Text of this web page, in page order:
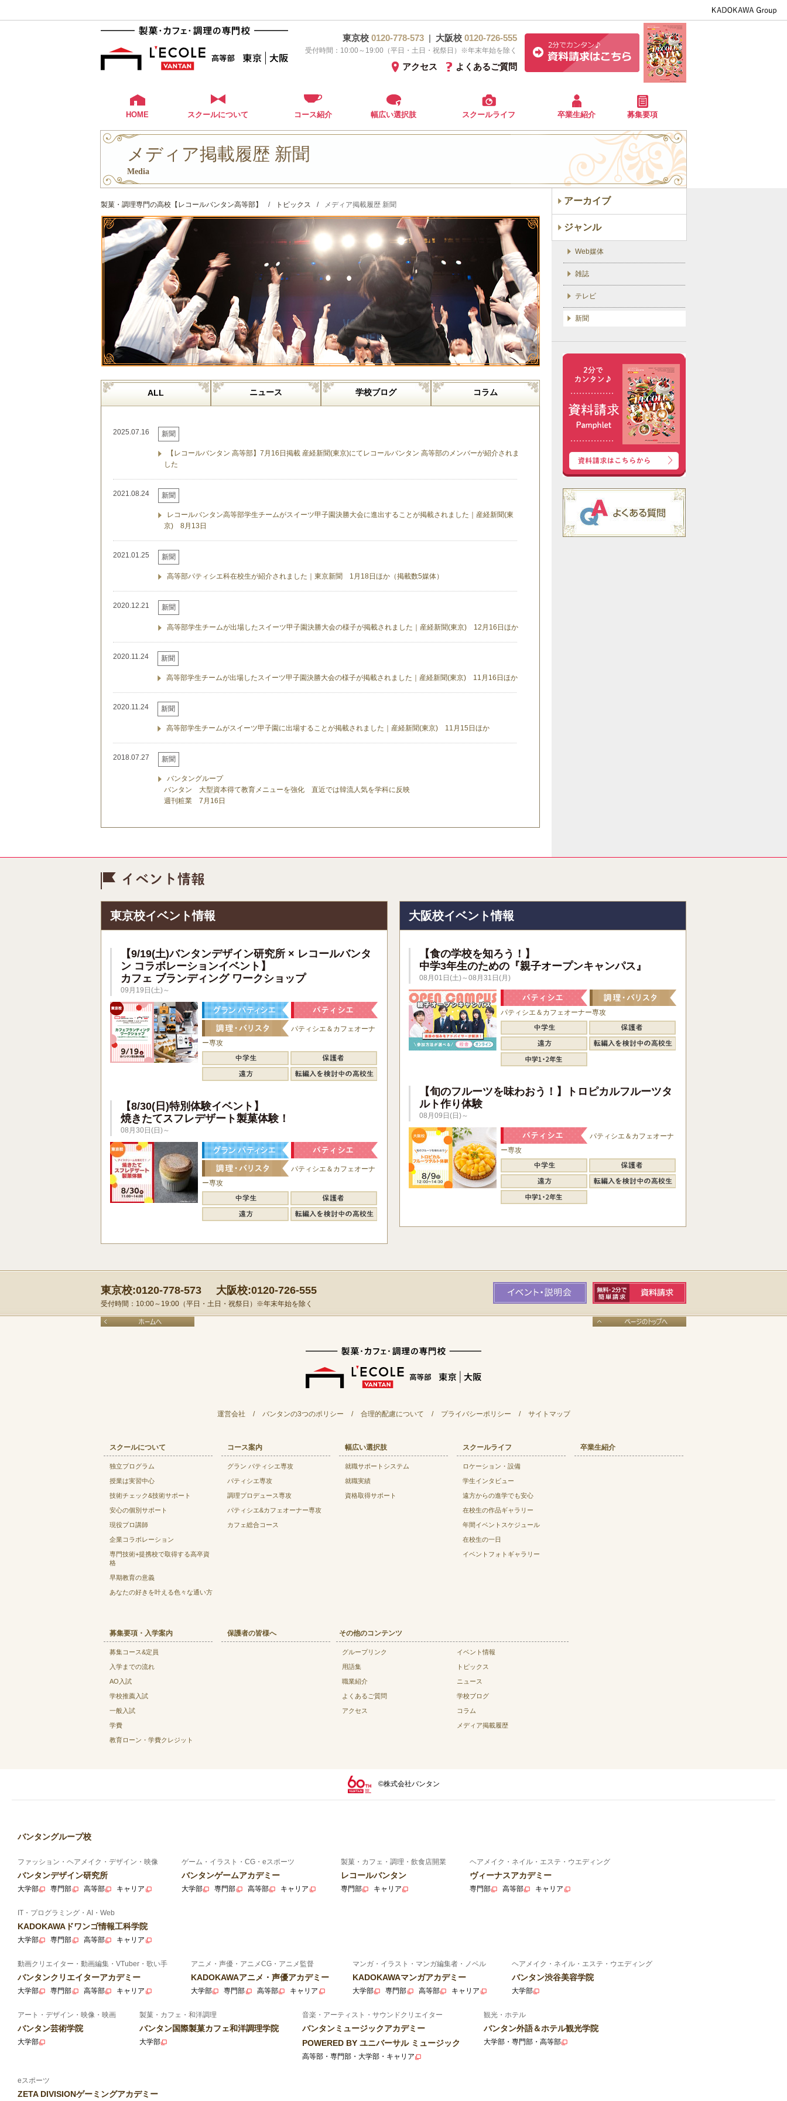
東京校 0120-778-573 | 大阪校 0120-726-555
受付時間：10:00～19:00（平日・土日・祝祭日）※年末年始を除く
よくあるご質問
アクセス
HOME スクールについて コース紹介 幅広い選択肢 スクールライフ 卒業生紹介 募集要項
メディア掲載履歴 新聞
Media
製菓・調理専門の高校【レコールバンタン高等部】 / トピックス / メディア掲載履歴 新聞
ALL ニュース 学校ブログ コラム
2025.07.16 新聞
【レコールバンタン 高等部】7月16日掲載 産経新聞(東京)にてレコールバンタン 高等部のメンバーが紹介されま
した
2021.08.24 新聞
レコールバンタン高等部学生チームがスイーツ甲子園決勝大会に進出することが掲載されました｜産経新聞(東
京) 8月13日
2021.01.25 新聞
高等部パティシエ科在校生が紹介されました｜東京新聞 1月18日ほか（掲載数5媒体）
2020.12.21 新聞
高等部学生チームが出場したスイーツ甲子園決勝大会の様子が掲載されました｜産経新聞(東京) 12月16日ほか
2020.11.24 新聞
高等部学生チームが出場したスイーツ甲子園決勝大会の様子が掲載されました｜産経新聞(東京) 11月16日ほか
2020.11.24 新聞
高等部学生チームがスイーツ甲子園に出場することが掲載されました｜産経新聞(東京) 11月15日ほか
2018.07.27 新聞
バンタングループ
バンタン 大型資本得て教育メニューを強化 直近では韓流人気を学科に反映
週刊粧業 7月16日
アーカイブ
ジャンル
Web媒体
雑誌
テレビ
新聞
東京校イベント情報
【9/19(土)バンタンデザイン研究所 × レコールバンタ
ン コラボレーションイベント】
カフェ ブランディング ワークショップ
09月19日(土)～
パティシエ＆カフェオーナ
ー専攻
【8/30(日)特別体験イベント】
焼きたてスフレデザート製菓体験！
08月30日(日)～
パティシエ＆カフェオーナ
ー専攻
大阪校イベント情報
【食の学校を知ろう！】
中学3年生のための『親子オープンキャンパス』
08月01日(土)～08月31日(月)
パティシエ＆カフェオーナー専攻
【旬のフルーツを味わおう！】トロピカルフルーツタ
ルト作り体験
08月09日(日)～
パティシエ＆カフェオーナ
ー専攻
東京校:0120-778-573 大阪校:0120-726-555
受付時間：10:00～19:00（平日・土日・祝祭日）※年末年始を除く
運営会社 / バンタンの3つのポリシー / 合理的配慮について / プライバシーポリシー / サイトマップ
スクールについて
独立プログラム
授業は実習中心
技術チェック&技術サポート
安心の個別サポート
現役プロ講師
企業コラボレーション
専門技術+提携校で取得する高卒資
格
早期教育の意義
あなたの好きを叶える⾊々な通い⽅
コース案内
グラン パティシエ専攻
パティシエ専攻
調理プロデュース専攻
パティシエ&カフェオーナー専攻
カフェ総合コース
幅広い選択肢
就職サポートシステム
就職実績
資格取得サポート
スクールライフ
ロケーション・設備
学生インタビュー
遠方からの進学でも安心
在校生の作品ギャラリー
年間イベントスケジュール
在校生の一日
イベントフォトギャラリー
卒業生紹介
募集要項・入学案内
募集コース&定員
入学までの流れ
AO入試
学校推薦入試
一般入試
学費
教育ローン・学費クレジット
保護者の皆様へ その他のコンテンツ
グループリンク
用語集
職業紹介
よくあるご質問
アクセス
イベント情報
トピックス
ニュース
学校ブログ
コラム
メディア掲載履歴
©株式会社バンタン
バンタングループ校
ファッション・ヘアメイク・デザイン・映像
バンタンデザイン研究所
大学部 専門部 高等部 キャリア
ゲーム・イラスト・CG・eスポーツ
バンタンゲームアカデミー
大学部 専門部 高等部 キャリア
製菓・カフェ・調理・飲食店開業
レコールバンタン
専門部 キャリア
ヘアメイク・ネイル・エステ・ウエディング
ヴィーナスアカデミー
専門部 高等部 キャリア
IT・プログラミング・AI・Web
KADOKAWAドワンゴ情報工科学院
大学部 専門部 高等部 キャリア
動画クリエイター・動画編集・VTuber・歌い手
バンタンクリエイターアカデミー
大学部 専門部 高等部 キャリア
アニメ・声優・アニメCG・アニメ監督
KADOKAWAアニメ・声優アカデミー
大学部 専門部 高等部 キャリア
マンガ・イラスト・マンガ編集者・ノベル
KADOKAWAマンガアカデミー
大学部 専門部 高等部 キャリア
ヘアメイク・ネイル・エステ・ウエディング
バンタン渋谷美容学院
大学部
アート・デザイン・映像・映画
バンタン芸術学院
大学部
製菓・カフェ・和洋調理
バンタン国際製菓カフェ和洋調理学院
大学部
音楽・アーティスト・サウンドクリエイター
バンタンミュージックアカデミー
POWERED BY ユニバーサル ミュージック
高等部・専門部・大学部・キャリア
観光・ホテル
バンタン外語＆ホテル観光学院
大学部・専門部・高等部
eスポーツ
ZETA DIVISIONゲーミングアカデミー